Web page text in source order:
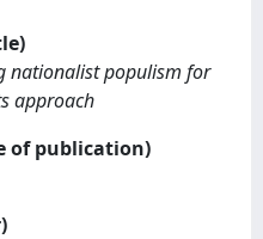
nationalist populism for
approach
of publication)